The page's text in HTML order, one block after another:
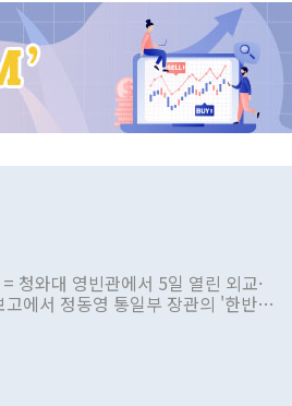
청와대 영빈관에서 5일 열린 외교·
에서 정동영 통일부 장관의 '한반도
사안을 정책으로 추진하겠다고 공